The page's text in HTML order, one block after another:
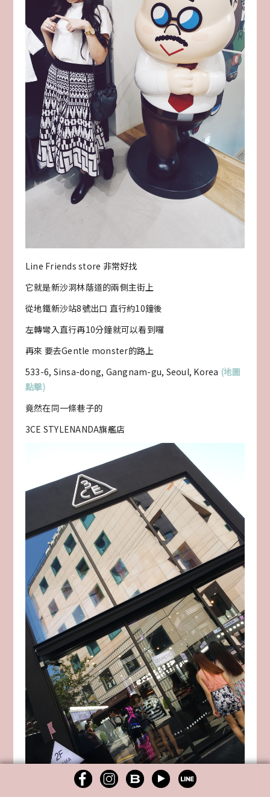
Line Friends store 非常好找
它就是新沙洞林蔭道的兩側主街上
從地鐵新沙站8號出口 直行約10鐘後
左轉彎入直行再10分鐘就可以看到囉
再來 要去Gentle monster的路上
533-6, Sinsa-dong, Gangnam-gu, Seoul, Korea (地圖
點擊)
竟然在同一條巷子的
3CE STYLENANDA旗艦店
得來全不費工夫阿!!